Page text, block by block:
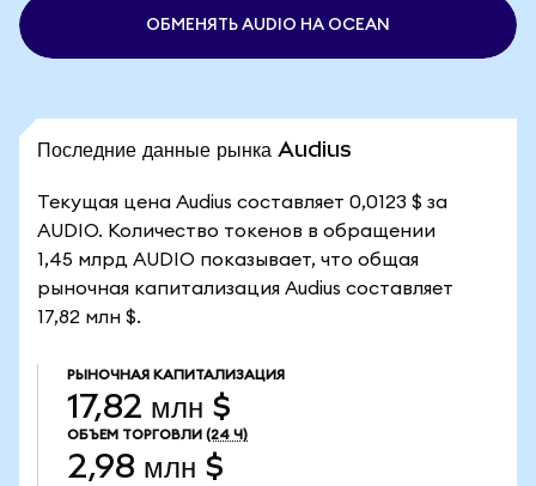
ОБМЕНЯТЬ AUDIO НА OCEAN
Последние данные рынка Audius
Текущая цена Audius составляет 0,0123 $ за
AUDIO. Количество токенов в обращении
1,45 млрд AUDIO показывает, что общая
рыночная капитализация Audius составляет
17,82 млн $.
РЫНОЧНАЯ КАПИТАЛИЗАЦИЯ
17,82 млн $
ОБЪЕМ ТОРГОВЛИ (24 Ч)
2,98 млн $